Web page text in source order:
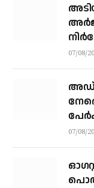
07/08/
07/08/